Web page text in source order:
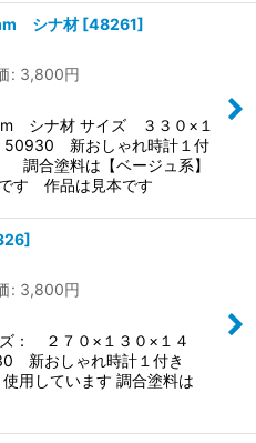
シナ材 [48261]
: 3,800円
シナ材 サイズ ３３０×１
新おしゃれ時計１付
合塗料は【ベージュ系】
す 作品は見本です
]
: 3,800円
： ２７０×１３０×１４
新おしゃれ時計１付き
しています 調合塗料は